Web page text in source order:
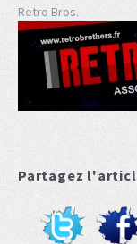
Retro Bros.
Partagez